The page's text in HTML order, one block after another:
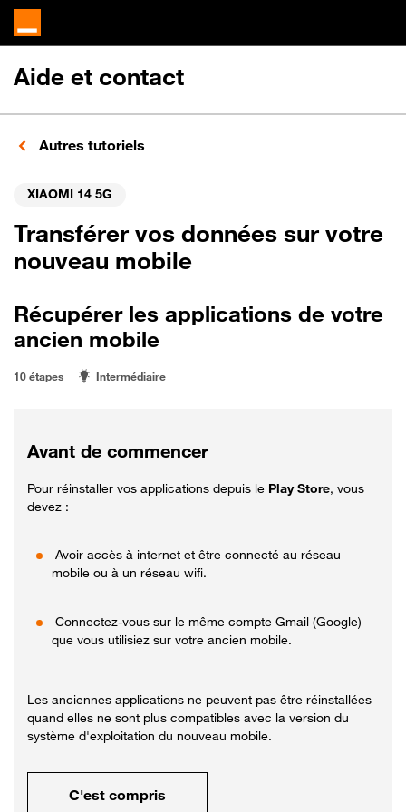
Aide et contact
Autres tutoriels
XIAOMI 14 5G
Transférer vos données sur votre
nouveau mobile
Récupérer les applications de votre
ancien mobile
10 étapes Intermédiaire
Avant de commencer
Pour réinstaller vos applications depuis le Play Store, vous
devez :
Avoir accès à internet et être connecté au réseau
mobile ou à un réseau wifi.
Connectez-vous sur le même compte Gmail (Google)
que vous utilisiez sur votre ancien mobile.
Les anciennes applications ne peuvent pas être réinstallées
quand elles ne sont plus compatibles avec la version du
système d'exploitation du nouveau mobile.
C'est compris